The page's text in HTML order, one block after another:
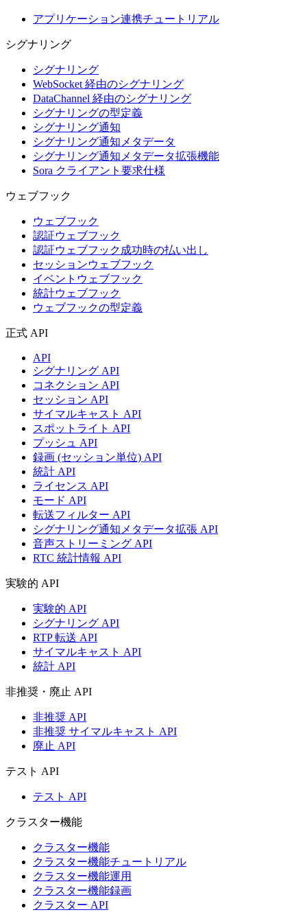
アプリケーション連携チュートリアル
シグナリング
シグナリング
WebSocket 経由のシグナリング
DataChannel 経由のシグナリング
シグナリングの型定義
シグナリング通知
シグナリング通知メタデータ
シグナリング通知メタデータ拡張機能
Sora クライアント要求仕様
ウェブフック
ウェブフック
認証ウェブフック
認証ウェブフック成功時の払い出し
セッションウェブフック
イベントウェブフック
統計ウェブフック
ウェブフックの型定義
正式 API
API
シグナリング API
コネクション API
セッション API
サイマルキャスト API
スポットライト API
プッシュ API
録画 (セッション単位) API
統計 API
ライセンス API
モード API
転送フィルター API
シグナリング通知メタデータ拡張 API
音声ストリーミング API
RTC 統計情報 API
実験的 API
実験的 API
シグナリング API
RTP 転送 API
サイマルキャスト API
統計 API
非推奨・廃止 API
非推奨 API
非推奨 サイマルキャスト API
廃止 API
テスト API
テスト API
クラスター機能
クラスター機能
クラスター機能チュートリアル
クラスター機能運用
クラスター機能録画
クラスター API